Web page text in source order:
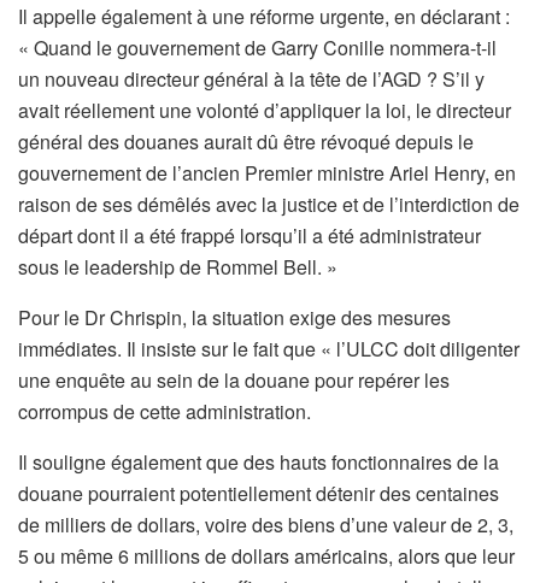
Il appelle également à une réforme urgente, en déclarant :
« Quand le gouvernement de Garry Conille nommera-t-il
un nouveau directeur général à la tête de l’AGD ? S’il y
avait réellement une volonté d’appliquer la loi, le directeur
général des douanes aurait dû être révoqué depuis le
gouvernement de l’ancien Premier ministre Ariel Henry, en
raison de ses démêlés avec la justice et de l’interdiction de
départ dont il a été frappé lorsqu’il a été administrateur
sous le leadership de Rommel Bell. »
Pour le Dr Chrispin, la situation exige des mesures
immédiates. Il insiste sur le fait que « l’ULCC doit diligenter
une enquête au sein de la douane pour repérer les
corrompus de cette administration.
Il souligne également que des hauts fonctionnaires de la
douane pourraient potentiellement détenir des centaines
de milliers de dollars, voire des biens d’une valeur de 2, 3,
5 ou même 6 millions de dollars américains, alors que leur